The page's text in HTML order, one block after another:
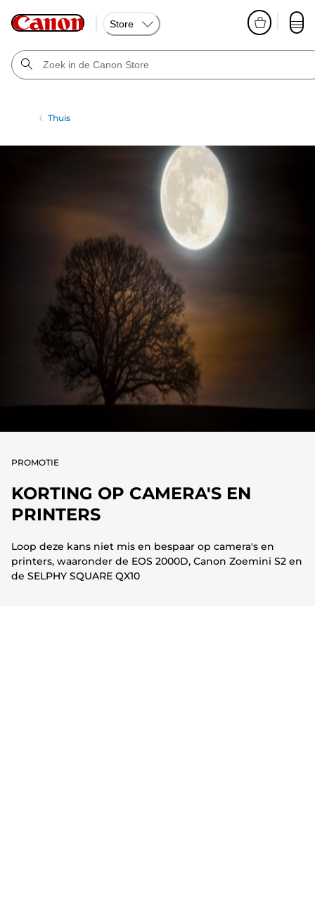
Store
Thuis
PROMOTIE
KORTING OP CAMERA'S EN
PRINTERS
Loop deze kans niet mis en bespaar op camera's en
printers, waaronder de EOS 2000D, Canon Zoemini S2 en
de SELPHY SQUARE QX10